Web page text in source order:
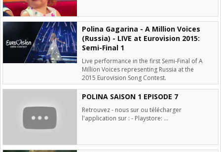
Polina Gagarina - A Million Voices
(Russia) - LIVE at Eurovision 2015:
Semi-Final 1
Live performance in the first Semi-Final of A
Million Voices representing Russia at the
2015 Eurovision Song Contest.
POLINA SAISON 1 EPISODE 7
Retrouvez - nous sur ou télécharger
l'application sur : - Playstore: ...